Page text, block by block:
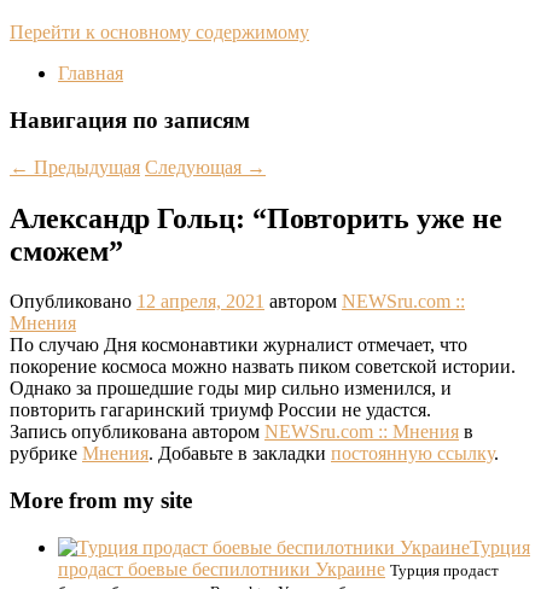
Перейти к основному содержимому
Главная
Навигация по записям
← Предыдущая Следующая →
Александр Гольц: “Повторить уже не
сможем”
Опубликовано 12 апреля, 2021 автором NEWSru.com ::
Мнения
По случаю Дня космонавтики журналист отмечает, что
покорение космоса можно назвать пиком советской истории.
Однако за прошедшие годы мир сильно изменился, и
повторить гагаринский триумф России не удастся.
Запись опубликована автором NEWSru.com :: Мнения в
рубрике Мнения. Добавьте в закладки постоянную ссылку.
More from my site
Турция
продаст боевые беспилотники Украине Турция продаст